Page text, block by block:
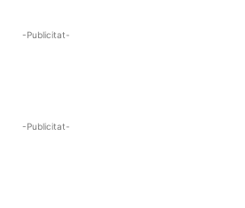
-Publicitat-
-Publicitat-